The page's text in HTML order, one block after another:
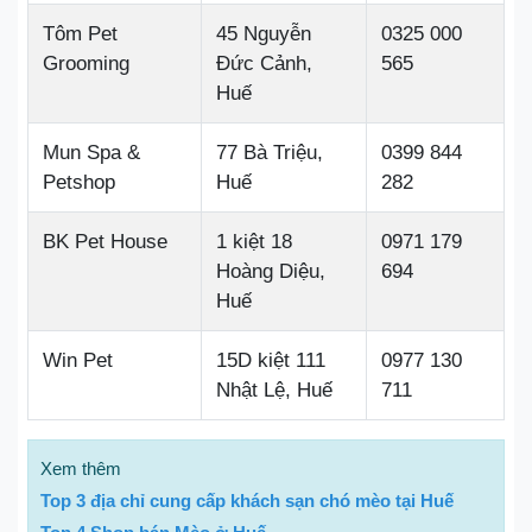
Tôm Pet
Grooming
45 Nguyễn
Đức Cảnh,
Huế
0325 000
565
Mun Spa &
Petshop
77 Bà Triệu,
Huế
0399 844
282
BK Pet House
1 kiệt 18
Hoàng Diệu,
Huế
0971 179
694
Win Pet
15D kiệt 111
Nhật Lệ, Huế
0977 130
711
Xem thêm
Top 3 địa chỉ cung cấp khách sạn chó mèo tại Huế